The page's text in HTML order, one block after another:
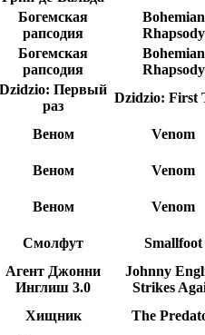
Богемская
рапсодия
Bohemian
Rhapsody
Богемская
рапсодия
Bohemian
Rhapsody
Dzidzio: Первый
раз
Dzidzio: First
Веном
Venom
Веном
Venom
Веном
Venom
Смолфут
Smallfoot
Агент Джонни
Инглиш 3.0
Johnny
Strikes
Хищник
The